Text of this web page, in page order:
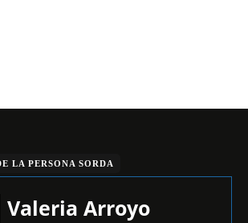
LA PERSONA SORDA
Valeria Arroyo